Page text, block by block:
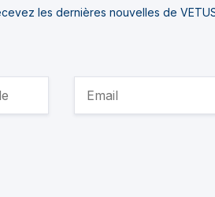
les dernières nouvelles de